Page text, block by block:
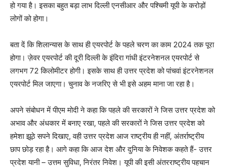
हो गया है। इसका बहुत बड़ा लाभ दिल्ली एनसीआर और पश्चिमी यूपी के करोड़ों
लोगों को होगा।
बता दें कि शिलान्यास के साथ ही एयरपोर्ट के पहले चरण का काम 2024 तक पूरा
होगा। ज़ेवर एयरपोर्ट की दूरी दिल्ली के इंदिरा गांधी इंटरनेशनल एयरपोर्ट से
लगभग 72 किलोमीटर होगी। इसके साथ ही उत्तर प्रदेश को पांचवां इंटरनेशनल
एयरपोर्ट मिल जाएगा। चुनाव के नजरिए से भी इसे अहम माना जा रहा है।
अपने संबोधन में पीएम मोदी ने कहा कि पहले की सरकारों ने जिस उत्तर प्रदेश को
अभाव और अंधकार में बनाए रखा, पहले की सरकारों ने जिस उत्तर प्रदेश को
हमेशा झूठे सपने दिखाए, वही उत्तर प्रदेश आज राष्ट्रीय ही नहीं, अंतर्राष्ट्रीय
छाप छोड़ रहा है। आगे कहा कि आज देश और दुनिया के निवेशक कहते हैं- उत्तर
प्रदेश यानी – उत्तम सुविधा, निरंतर निवेश। यूपी की इसी अंतरराष्ट्रीय पहचान